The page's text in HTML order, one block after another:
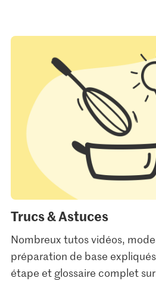
Trucs & Astuces
Nombreux tutos vidéos,
préparation de base
étape et glossaire complet